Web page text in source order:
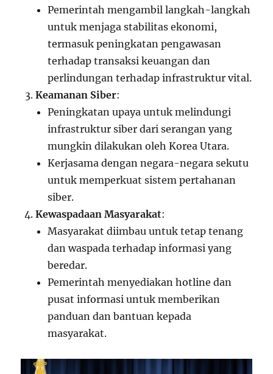
Pemerintah mengambil langkah-langkah
untuk menjaga stabilitas ekonomi,
termasuk peningkatan pengawasan
terhadap transaksi keuangan dan
perlindungan terhadap infrastruktur vital.
Keamanan Siber:
Peningkatan upaya untuk melindungi
infrastruktur siber dari serangan yang
mungkin dilakukan oleh Korea Utara.
Kerjasama dengan negara-negara sekutu
untuk memperkuat sistem pertahanan
siber.
Kewaspadaan Masyarakat:
Masyarakat diimbau untuk tetap tenang
dan waspada terhadap informasi yang
beredar.
Pemerintah menyediakan hotline dan
pusat informasi untuk memberikan
panduan dan bantuan kepada
masyarakat.